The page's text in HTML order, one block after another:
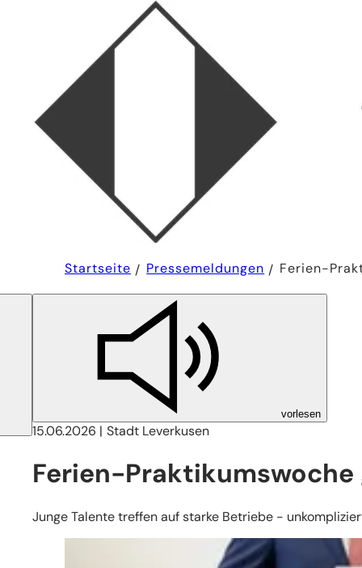
Startseite Pressemeldungen Ferien-
vorlesen
15.06.2026 Stadt Leverkusen
Ferien-
Junge Talente treffen auf starke Betriebe -